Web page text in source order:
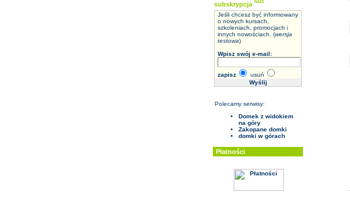
subskrypcja
Jeśli chcesz być informowany
o nowych kursach,
szkoleniach, promocjach i
innych nowościach. (wersja
testowa)
Wpisz swój e-mail:
zapisz usuń
Polecamy serwisy:
Domek z widokiem
na góry
Zakopane domki
domki w górach
Płatności